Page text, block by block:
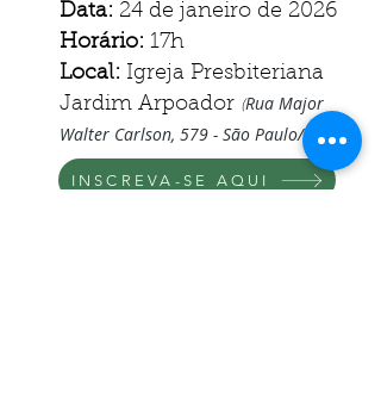
Data: 24 de janeiro de 2026
Horário: 17h
Local: Igreja Presbiteriana
Jardim Arpoador (Rua Major
Walter Carlson, 579 - São Paulo/SP​)
INSCREVA-SE AQUI